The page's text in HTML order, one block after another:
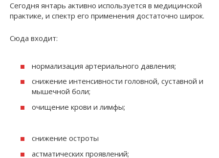
Сегодня янтарь активно используется в медицинской
практике, и спектр его применения достаточно широк.
Сюда входит:
нормализация артериального давления;
снижение интенсивности головной, суставной и
мышечной боли;
очищение крови и лимфы;
снижение остроты
астматических проявлений;